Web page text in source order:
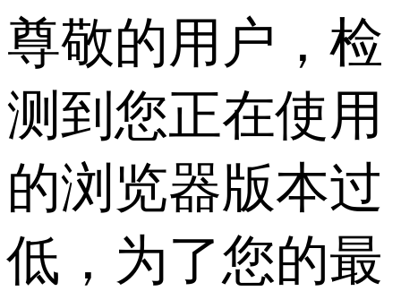
尊敬的用户，检
测到您正在使用
的浏览器版本过
低，为了您的最